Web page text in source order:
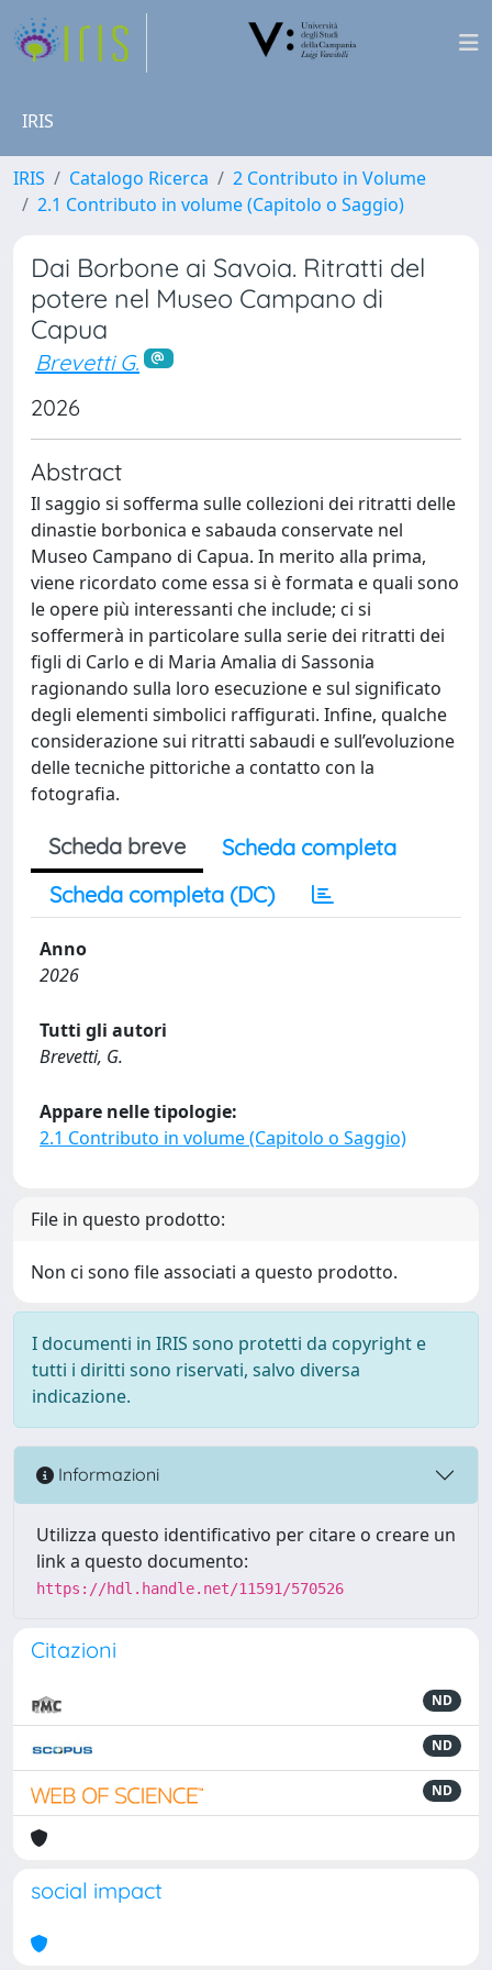
IRIS
IRIS Catalogo Ricerca
2 Contributo in Volume
2.1 Contributo in volume (Capitolo o Saggio)
Dai Borbone ai Savoia. Ritratti del
potere nel Museo Campano di
Capua
Brevetti G.
2026
Abstract
Il saggio si sofferma sulle collezioni dei ritratti delle
dinastie borbonica e sabauda conservate nel
Museo Campano di Capua. In merito alla prima,
viene ricordato come essa si è formata e quali sono
le opere più interessanti che include; ci si
soffermerà in particolare sulla serie dei ritratti dei
figli di Carlo e di Maria Amalia di Sassonia
ragionando sulla loro esecuzione e sul significato
degli elementi simbolici raffigurati. Infine, qualche
considerazione sui ritratti sabaudi e sull’evoluzione
delle tecniche pittoriche a contatto con la
fotografia.
Scheda breve
Scheda completa
Scheda completa (DC)
Anno
2026
Tutti gli autori
Brevetti, G.
Appare nelle tipologie:
2.1 Contributo in volume (Capitolo o Saggio)
File in questo prodotto:
Non ci sono file associati a questo prodotto.
I documenti in IRIS sono protetti da copyright e
tutti i diritti sono riservati, salvo diversa
indicazione.
Informazioni
Utilizza questo identificativo per citare o creare un
link a questo documento:
https://hdl.handle.net/11591/570526
Citazioni
ND
ND
ND
social impact